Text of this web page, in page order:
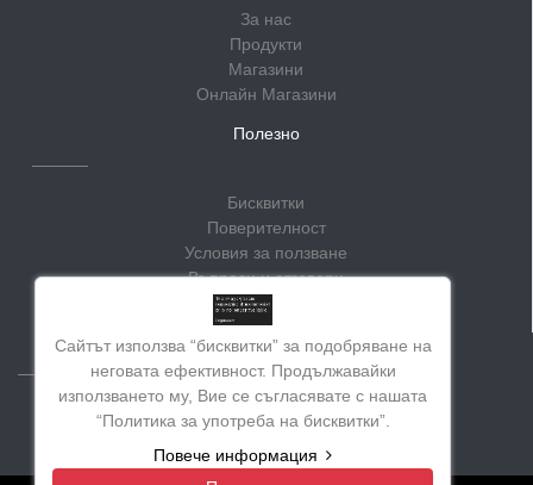
Сайтът използва “бисквитки” за подобряване на
неговата ефективност. Продължавайки
използването му, Вие се съгласявате с нашата
“Политика за употреба на бисквитки”.
Повече информация
За нас
Продукти
Магазини
Онлайн Магазини
Полезно
Бисквитки
Поверителност
Условия за ползване
Въпроси и отговори
Блог
Социални мрежи